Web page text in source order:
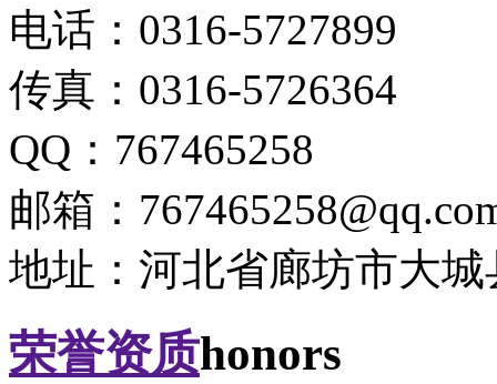
电话：0316-5727899
传真：0316-5726364
QQ：767465258
邮箱：
地址：河北省廊坊市大
荣誉资质honors